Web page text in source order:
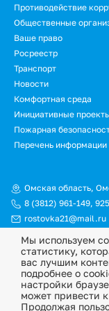
Противодействие
Общественные
Ваше право
Росреестр
Транспорт
Новости
Омская область,
8 (3812) 961-149,
rostovka21@mail.ru
Подвал.
меню
Комфортная среда
Инициативные
Пожарная
Перечень информации
© Официальный сайт
Омского
Политика
Информационная
Мы используем
статистику,
вас лучшим
подробнее о
настройки
может привести
Продолжая